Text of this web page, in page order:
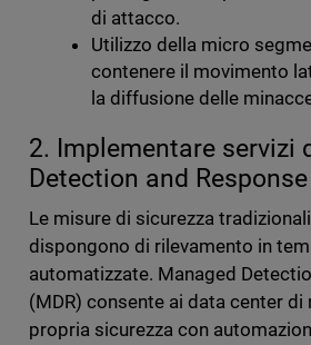
di attacco.
Utilizzo della micro
contenere il movimento
la diffusione delle
2. Implementare servizi
Detection and
Le misure di sicurezza
dispongono di rilevamento in
automatizzate. Managed
(MDR) consente ai data center di
propria sicurezza con